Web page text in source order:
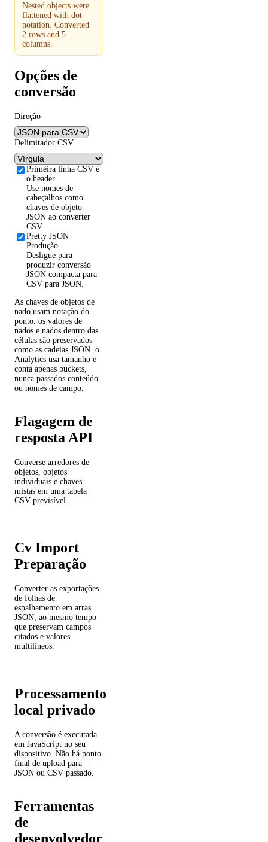
Nested objects were
flattened with dot
notation. Converted
2 rows and 5
columns.
Opções de
conversão
Direção
Delimitador CSV
Primeira linha CSV é
o header
Use nomes de
cabeçalhos como
chaves de objeto
JSON ao converter
CSV.
Pretty JSON
Produção
Desligue para
produzir conversão
JSON compacta para
CSV para JSON.
As chaves de objetos de
nado usam notação do
ponto. os valores de
nados e nados dentro das
células são preservados
como as cadeias JSON. o
Analytics usa tamanho e
conta apenas buckets,
nunca passados conteúdo
ou nomes de campo.
Flagagem de
resposta API
Converse arredores de
objetos, objetos
individuais e chaves
mistas em uma tabela
CSV previsível.
Cv Import
Preparação
Converter as exportações
de folhas de
espalhamento em arras
JSON, ao mesmo tempo
que preservam campos
citados e valores
multilíneos.
Processamento
local privado
A conversão é executada
em JavaScript no seu
dispositivo. Não há ponto
final de upload para
JSON ou CSV passado.
Ferramentas
de
desenvolvedor